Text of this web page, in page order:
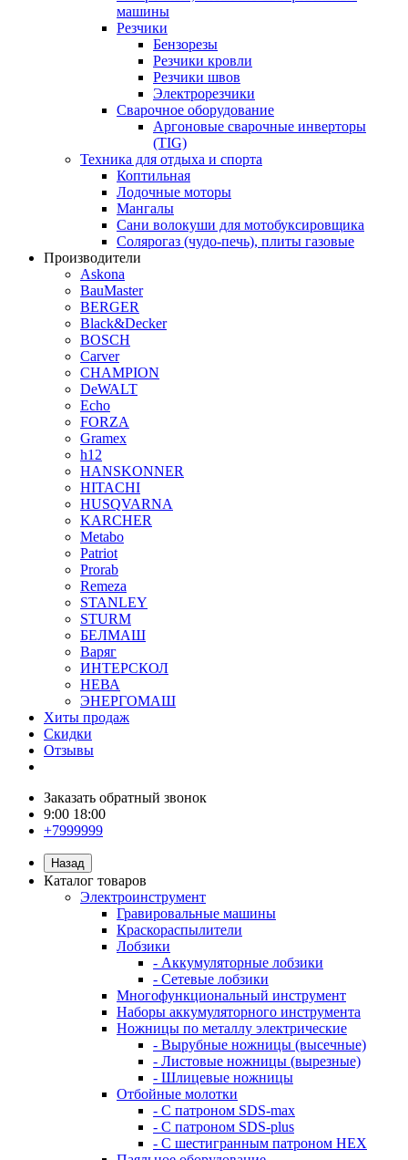
машины
Резчики
Бензорезы
Резчики кровли
Резчики швов
Электрорезчики
Сварочное оборудование
Аргоновые сварочные инверторы
(TIG)
Техника для отдыха и спорта
Коптильная
Лодочные моторы
Мангалы
Сани волокуши для мотобуксировщика
Солярогаз (чудо-печь), плиты газовые
Производители
Askona
BauMaster
BERGER
Black&Decker
BOSCH
Carver
CHAMPION
DeWALT
Echo
FORZA
Gramex
h12
HANSKONNER
HITACHI
HUSQVARNA
KARCHER
Metabo
Patriot
Prorab
Remeza
STANLEY
STURM
БЕЛМАШ
Варяг
ИНТЕРСКОЛ
НЕВА
ЭНЕРГОМАШ
Хиты продаж
Скидки
Отзывы
Заказать обратный звонок
9:00 18:00
+7999999
Назад
Каталог товаров
Электроинструмент
Гравировальные машины
Краскораспылители
Лобзики
- Аккумуляторные лобзики
- Сетевые лобзики
Многофункциональный инструмент
Наборы аккумуляторного инструмента
Ножницы по металлу электрические
- Вырубные ножницы (высечные)
- Листовые ножницы (вырезные)
- Шлицевые ножницы
Отбойные молотки
- С патроном SDS-max
- С патроном SDS-plus
- С шестигранным патроном HEX